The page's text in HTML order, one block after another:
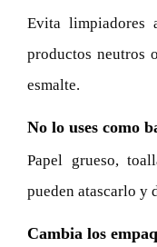
Evita limpiadores
productos neutros
esmalte.
No lo uses como
Papel grueso,
pueden atascarlo y
Cambia los